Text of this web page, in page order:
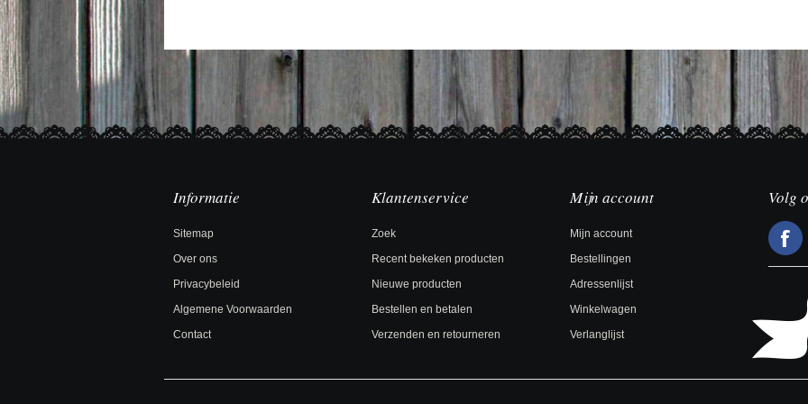
Informatie
Sitemap
Over ons
Privacybeleid
Algemene Voorwaarden
Contact
Klantenservice
Zoek
Recent bekeken producten
Nieuwe producten
Bestellen en betalen
Verzenden en retourneren
Mijn account
Mijn account
Bestellingen
Adressenlijst
Winkelwagen
Verlanglijst
Volg